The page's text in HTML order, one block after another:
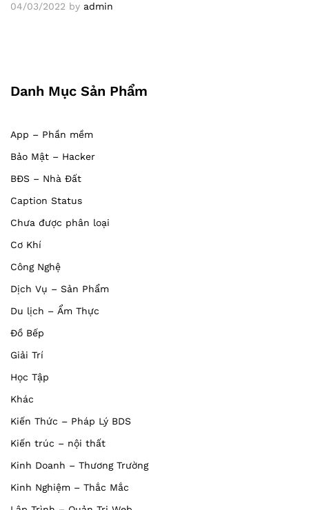
04/03/2022 by admin
Danh Mục Sản Phẩm
App – Phần mềm
Bảo Mật – Hacker
BĐS – Nhà Đất
Caption Status
Chưa được phân loại
Cơ Khí
Công Nghệ
Dịch Vụ – Sản Phẩm
Du lịch – Ẩm Thực
Đồ Bếp
Giải Trí
Học Tập
Khác
Kiến Thức – Pháp Lý BDS
Kiến trúc – nội thất
Kinh Doanh – Thương Trường
Kinh Nghiệm – Thắc Mắc